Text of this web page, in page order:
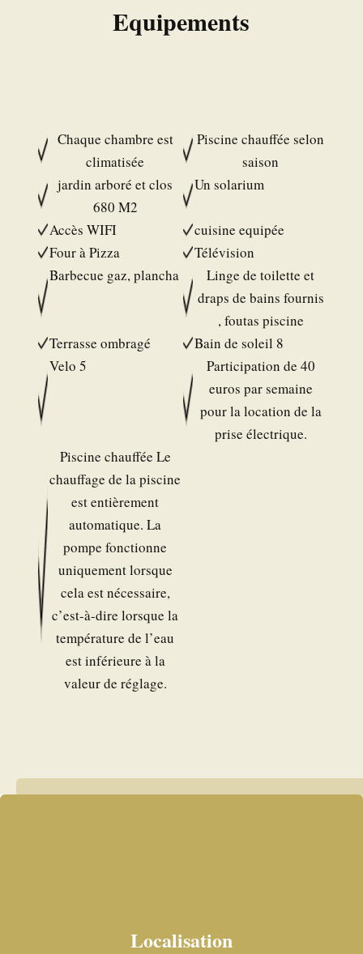
Equipements
Chaque chambre est
climatisée
Piscine chauffée selon
saison
jardin arboré et clos
680 M2
Un solarium
Accès WIFI
cuisine equipée
Four à Pizza
Télévision
Barbecue gaz, plancha
Linge de toilette et
draps de bains fournis
, foutas piscine
Terrasse ombragé
Bain de soleil 8
Velo 5
Participation de 40
euros par semaine
pour la location de la
prise électrique.
Piscine chauffée Le
chauffage de la piscine
est entièrement
automatique. La
pompe fonctionne
uniquement lorsque
cela est nécessaire,
c’est-à-dire lorsque la
température de l’eau
est inférieure à la
valeur de réglage.
Localisation